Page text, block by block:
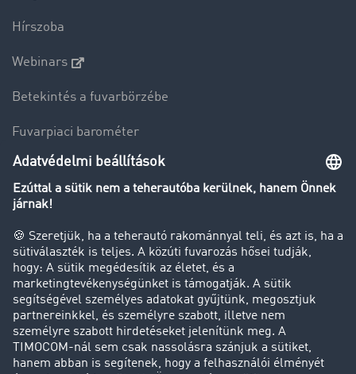
Hírszoba
Webinars
Betekintés a fuvarbörzébe
Fuvarpiaci barométer
Transzportlexikon
Tehergépkocsi-forgalomkorlátozás
Cég
Sikertörténetek
Ügyfél hoz ügyfelet
Jogi információk